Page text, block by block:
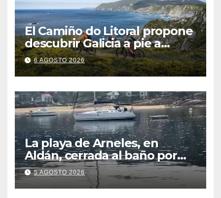
El Camiño do Litoral propone
descubrir Galicia a pie a
través de más de 1.300
kilómetros
6 AGOSTO 2026
La playa de Arneles, en
Aldán, cerrada al baño por
contaminación del agua tras
detectarse restos fecales
5 AGOSTO 2026